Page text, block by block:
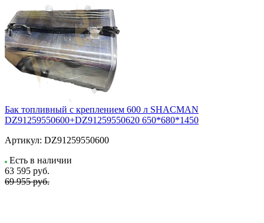
Бак топливный с креплением 600 л SHACMAN
DZ91259550600+DZ91259550620 650*680*1450
Артикул: DZ91259550600
Есть в наличии
63 595 руб.
69 955 руб.